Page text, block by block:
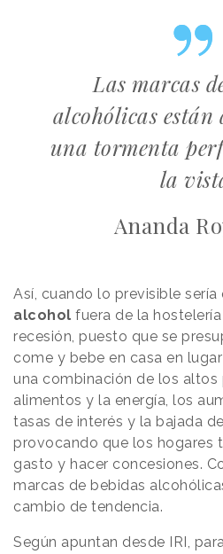
Las marcas
alcohólicas están
una tormenta
la
Ananda
Así, cuando lo previsible sería
alcohol fuera de la
recesión, puesto que se
come y bebe en casa en lugar
una combinación de los altos
alimentos y la energía, los
tasas de interés y la bajada
provocando que los hogares
gasto y hacer concesiones.
marcas de bebidas
cambio de tendencia.
Según apuntan desde IRI,